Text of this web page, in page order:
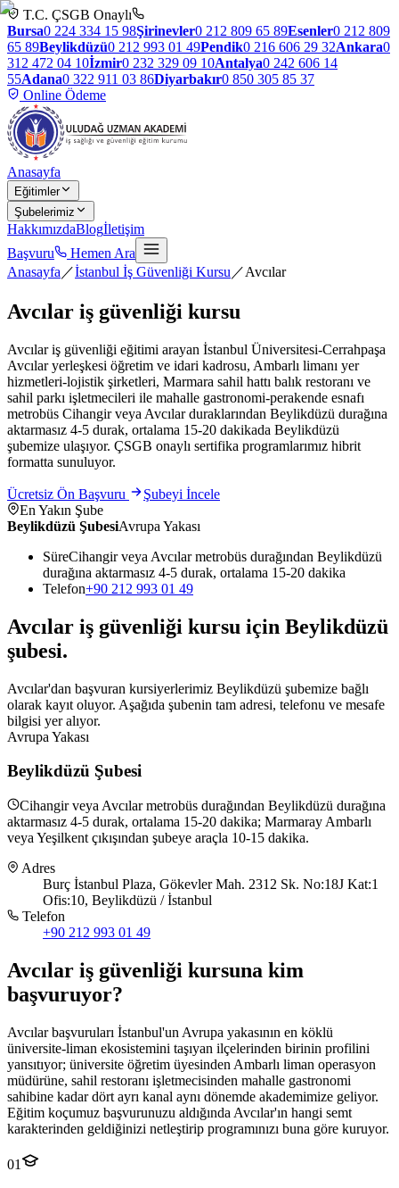
T.C. ÇSGB Onaylı
Bursa0 224 334 15 98Şirinevler0 212 809 65 89Esenler0 212 809
65 89Beylikdüzü0 212 993 01 49Pendik0 216 606 29 32Ankara0
312 472 04 10İzmir0 232 329 09 10Antalya0 242 606 14
55Adana0 322 911 03 86Diyarbakır0 850 305 85 37
Online Ödeme
Anasayfa
Eğitimler
Şubelerimiz
HakkımızdaBlogİletişim
Başvuru
Hemen Ara
Anasayfa ／İstanbul İş Güvenliği Kursu ／Avcılar
Avcılar iş güvenliği kursu
Avcılar iş güvenliği eğitimi arayan İstanbul Üniversitesi-Cerrahpaşa
Avcılar yerleşkesi öğretim ve idari kadrosu, Ambarlı limanı yer
hizmetleri-lojistik şirketleri, Marmara sahil hattı balık restoranı ve
sahil parkı işletmecileri ile mahalle gastronomi-perakende esnafı
metrobüs Cihangir veya Avcılar duraklarından Beylikdüzü durağına
aktarmasız 4-5 durak, ortalama 15-20 dakikada Beylikdüzü
şubemize ulaşıyor. ÇSGB onaylı sertifika programlarımız hibrit
formatta sunuluyor.
Ücretsiz Ön Başvuru
Şubeyi İncele
En Yakın Şube
Beylikdüzü ŞubesiAvrupa Yakası
SüreCihangir veya Avcılar metrobüs durağından Beylikdüzü
durağına aktarmasız 4-5 durak, ortalama 15-20 dakika
Telefon+90 212 993 01 49
Avcılar iş güvenliği kursu için Beylikdüzü
şubesi.
Avcılar'dan başvuran kursiyerlerimiz Beylikdüzü şubemize bağlı
olarak kayıt oluyor. Aşağıda şubenin tam adresi, telefonu ve mesafe
bilgisi yer alıyor.
Avrupa Yakası
Beylikdüzü Şubesi
Cihangir veya Avcılar metrobüs durağından Beylikdüzü durağına
aktarmasız 4-5 durak, ortalama 15-20 dakika; Marmaray Ambarlı
veya Yeşilkent çıkışından şubeye araçla 10-15 dakika.
Adres
Burç İstanbul Plaza, Gökevler Mah. 2312 Sk. No:18J Kat:1
Ofis:10, Beylikdüzü / İstanbul
Telefon
+90 212 993 01 49
Avcılar iş güvenliği kursuna kim
başvuruyor?
Avcılar başvuruları İstanbul'un Avrupa yakasının en köklü
üniversite-liman ekosistemini taşıyan ilçelerinden birinin profilini
yansıtıyor; üniversite öğretim üyesinden Ambarlı liman operasyon
müdürüne, sahil restoranı işletmecisinden mahalle gastronomi
sahibine kadar dört ayrı kanal aynı dönemde akademimize geliyor.
Eğitim koçumuz başvurunuzu aldığında Avcılar'ın hangi semt
karakterinden geldiğinizi netleştirip programınızı buna göre kuruyor.
01